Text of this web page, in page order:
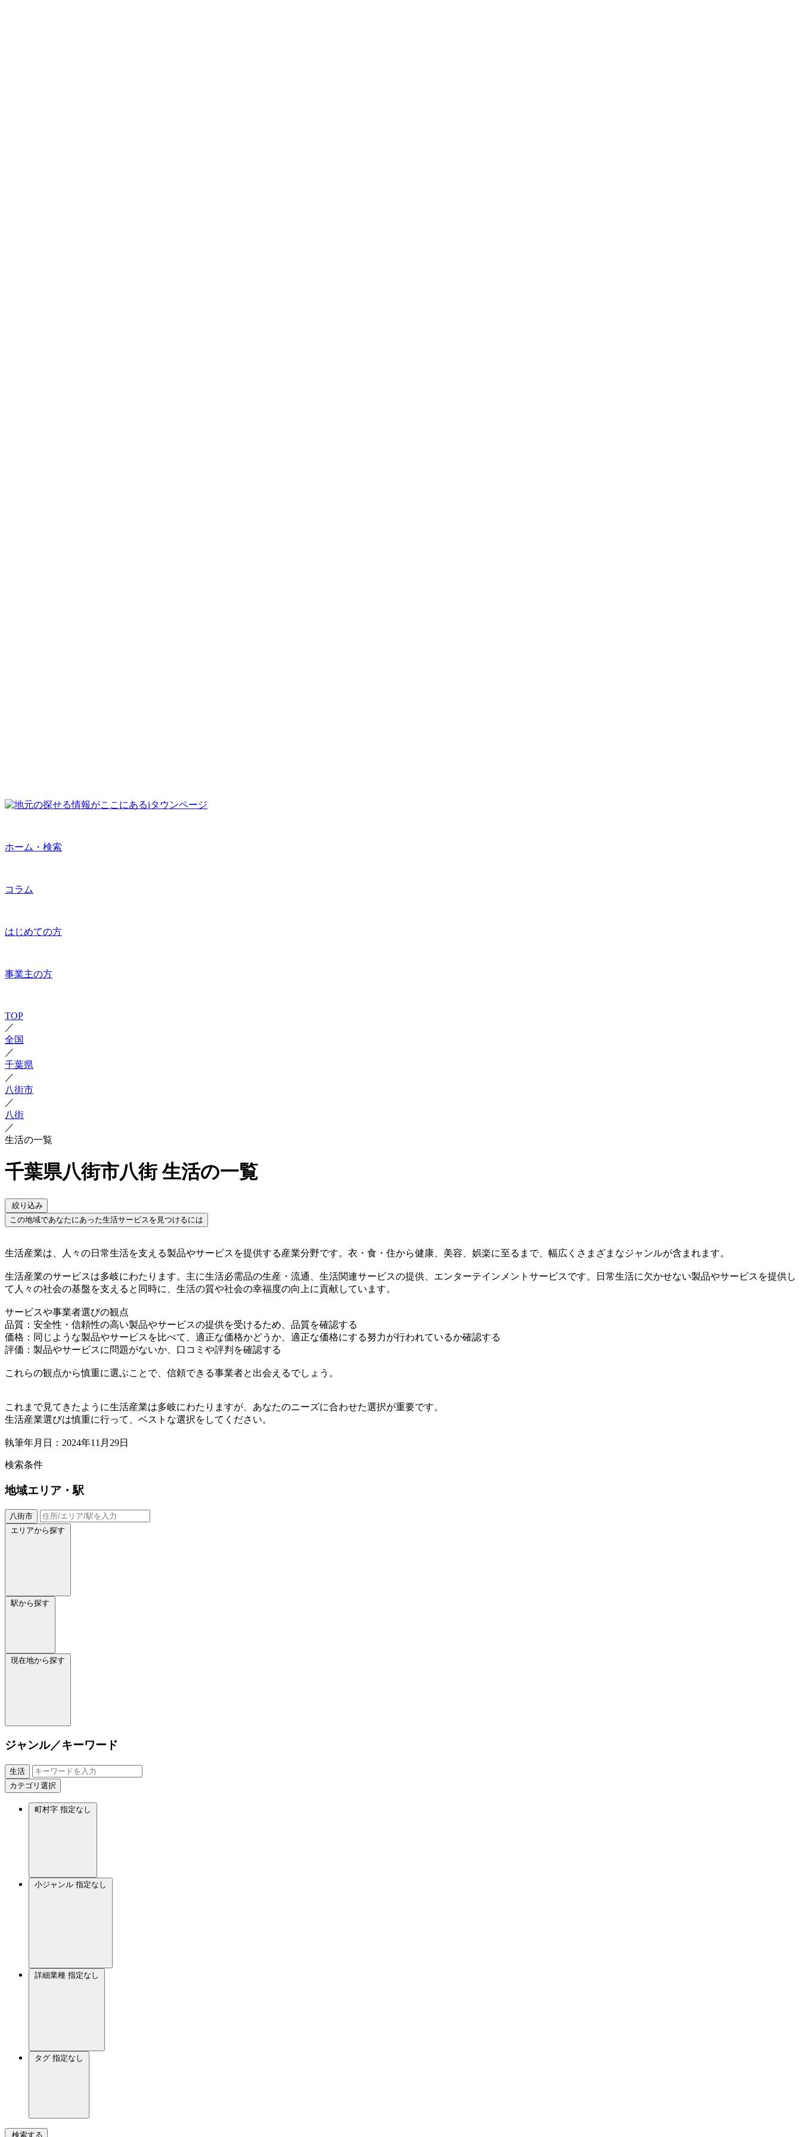
ホーム・検索
コラム
はじめての方
事業主の方
TOP
／
全国
／
千葉県
／
八街市
／
八街
／
生活の一覧
千葉県八街市八街 生活の一覧
絞り込み
この地域であなたにあった生活サービスを見つけるには
生活産業は、人々の日常生活を支える製品やサービスを提供する産業分野です。衣・食・住から健康、美容、娯楽に至るまで、幅広くさまざまなジャンルが含まれます。
生活産業のサービスは多岐にわたります。主に生活必需品の生産・流通、生活関連サービスの提供、エンターテインメントサービスです。日常生活に欠かせない製品やサービスを提供し
て人々の社会の基盤を支えると同時に、生活の質や社会の幸福度の向上に貢献しています。
サービスや事業者選びの観点
品質：安全性・信頼性の高い製品やサービスの提供を受けるため、品質を確認する
価格：同じような製品やサービスを比べて、適正な価格かどうか、適正な価格にする努力が行われているか確認する
評価：製品やサービスに問題がないか、口コミや評判を確認する
これらの観点から慎重に選ぶことで、信頼できる事業者と出会えるでしょう。
これまで見てきたように生活産業は多岐にわたりますが、あなたのニーズに合わせた選択が重要です。
生活産業選びは慎重に行って、ベストな選択をしてください。
執筆年月日：2024年11月29日
検索条件
地域エリア・駅
八街市
エリアから探す
駅から探す
現在地から探す
ジャンル／キーワード
生活
カテゴリ選択
町村字 指定なし
小ジャンル 指定なし
詳細業種 指定なし
タグ 指定なし
検索する